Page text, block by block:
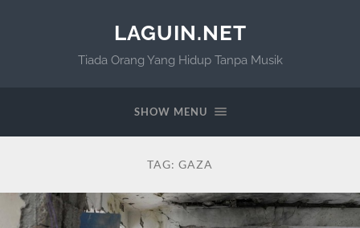
LAGUIN.NET
Tiada Orang Yang Hidup Tanpa Musik
SHOW MENU
TAG: GAZA